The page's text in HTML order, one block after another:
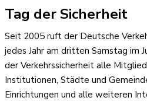
Tag der Sicherheit
Seit 2005 ruft der Deutsche
jedes Jahr am dritten Samstag im
der Verkehrssicherheit alle
Institutionen, Städte und
Einrichtungen und alle weiteren